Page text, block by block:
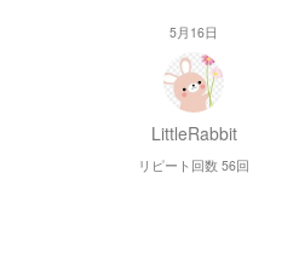
5月16日
LittleRabbit
リピート回数 56回